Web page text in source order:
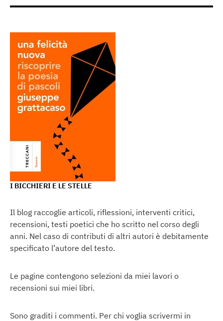
I BICCHIERI E LE STELLE
Il blog raccoglie articoli, riflessioni, interventi critici,
recensioni, testi poetici che ho scritto nel corso degli
anni. Nel caso di contributi di altri autori è debitamente
specificato l’autore del testo.
Le pagine contengono selezioni da miei lavori o
recensioni sui miei libri.
Sono graditi i commenti. Per chi voglia scrivermi in